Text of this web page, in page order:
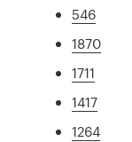
546
1870
1711
1417
1264